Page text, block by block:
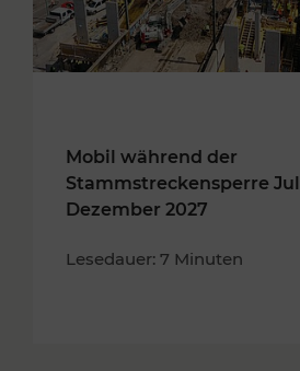
Mobil während der
Stammstreckensperre
Dezember 2027
Lesedauer: 7 Minuten